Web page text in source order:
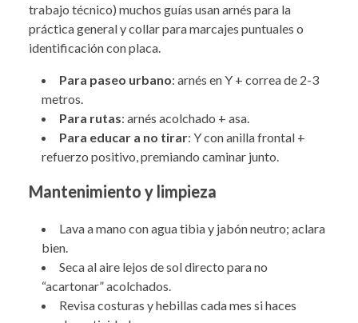
trabajo técnico) muchos guías usan arnés para la
práctica general y collar para marcajes puntuales o
identificación con placa.
Para paseo urbano: arnés en Y + correa de 2-3
metros.
Para rutas: arnés acolchado + asa.
Para educar a no tirar: Y con anilla frontal +
refuerzo positivo, premiando caminar junto.
Mantenimiento y limpieza
Lava a mano con agua tibia y jabón neutro; aclara
bien.
Seca al aire lejos de sol directo para no
“acartonar” acolchados.
Revisa costuras y hebillas cada mes si haces